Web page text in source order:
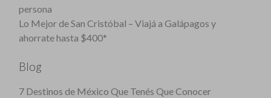
persona
Lo Mejor de San Cristóbal – Viajá a Galápagos y
ahorrate hasta $400*
Blog
7 Destinos de México Que Tenés Que Conocer